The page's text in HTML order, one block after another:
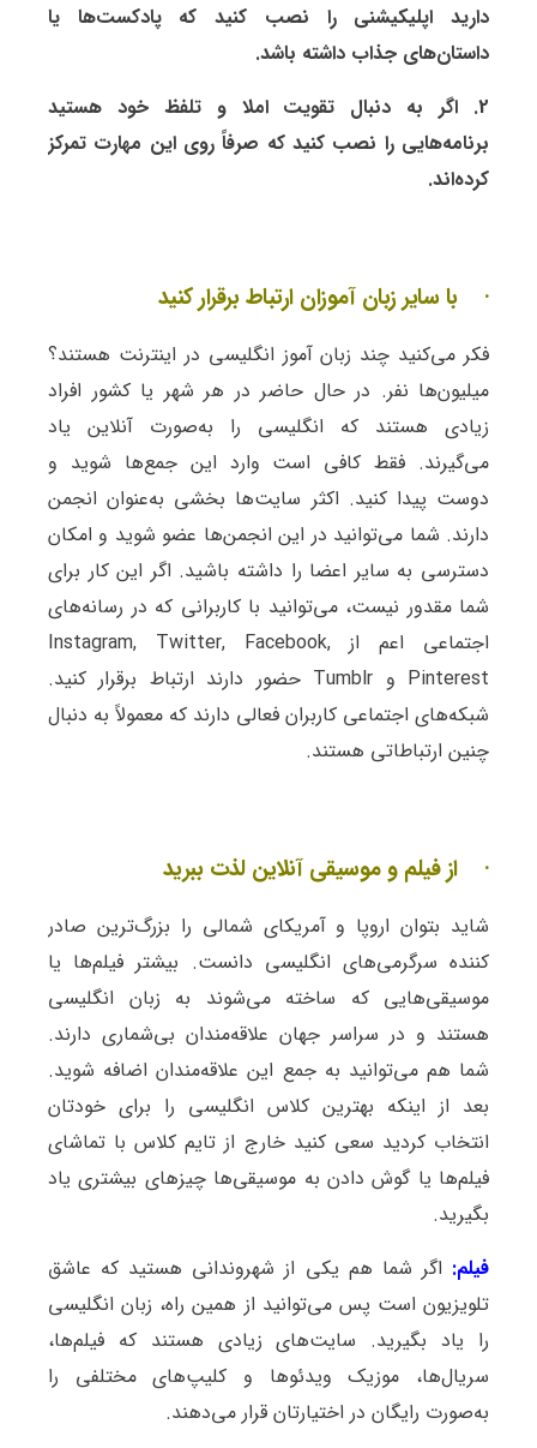
دارید اپلیکیشنی را نصب کنید که پادکست‌ها یا
داستان‌های جذاب داشته باشد.
2. اگر به دنبال تقویت املا و تلفظ خود هستید
برنامه‌هایی را نصب کنید که صرفاً روی این مهارت تمرکز
کرده‌اند.
· با سایر زبان آموزان ارتباط برقرار کنید
فکر می‌کنید چند زبان آموز انگلیسی در اینترنت هستند؟
میلیون‌ها نفر. در حال حاضر در هر شهر یا کشور افراد
زیادی هستند که انگلیسی را به‌صورت آنلاین یاد
می‌گیرند. فقط کافی است وارد این جمع‌ها شوید و
دوست پیدا کنید. اکثر سایت‌ها بخشی به‌عنوان انجمن
دارند. شما می‌توانید در این انجمن‌ها عضو شوید و امکان
دسترسی به سایر اعضا را داشته باشید. اگر این کار برای
شما مقدور نیست، می‌توانید با کاربرانی که در رسانه‌های
اجتماعی اعم از Instagram, Twitter, Facebook,
Pinterest و Tumblr حضور دارند ارتباط برقرار کنید.
شبکه‌های اجتماعی کاربران فعالی دارند که معمولاً به دنبال
چنین ارتباطاتی هستند.
· از فیلم و موسیقی آنلاین لذت ببرید
شاید بتوان اروپا و آمریکای شمالی را بزرگ‌ترین صادر
کننده سرگرمی‌های انگلیسی دانست. بیشتر فیلم‌ها یا
موسیقی‌هایی که ساخته می‌شوند به زبان انگلیسی
هستند و در سراسر جهان علاقه‌مندان بی‌شماری دارند.
شما هم می‌توانید به جمع این علاقه‌مندان اضافه شوید.
بعد از اینکه بهترین کلاس انگلیسی را برای خودتان
انتخاب کردید سعی کنید خارج از تایم کلاس با تماشای
فیلم‌ها یا گوش دادن به موسیقی‌ها چیزهای بیشتری یاد
بگیرید.
فیلم: اگر شما هم یکی از شهروندانی هستید که عاشق
تلویزیون است پس می‌توانید از همین راه، زبان انگلیسی
را یاد بگیرید. سایت‌های زیادی هستند که فیلم‌ها،
سریال‌ها، موزیک ویدئوها و کلیپ‌های مختلفی را
به‌صورت رایگان در اختیارتان قرار می‌دهند.